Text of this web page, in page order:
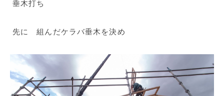
垂木打ち
先に 組んだケラバ垂木を決め